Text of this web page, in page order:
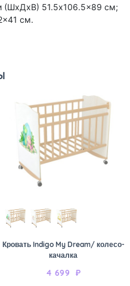
(ШхДхВ) 51.5x106.5x89 см;
см.
Кровать Indigo My Dream/ колесо-
качалка
4 699 ₽